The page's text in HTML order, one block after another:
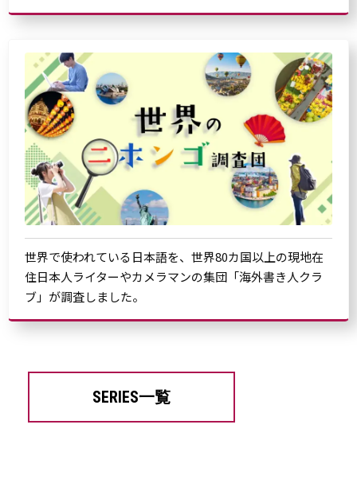
世界で使われている日本語を、世界80カ国以上の現地在
住日本人ライターやカメラマンの集団「海外書き人クラ
ブ」が調査しました。
SERIES一覧